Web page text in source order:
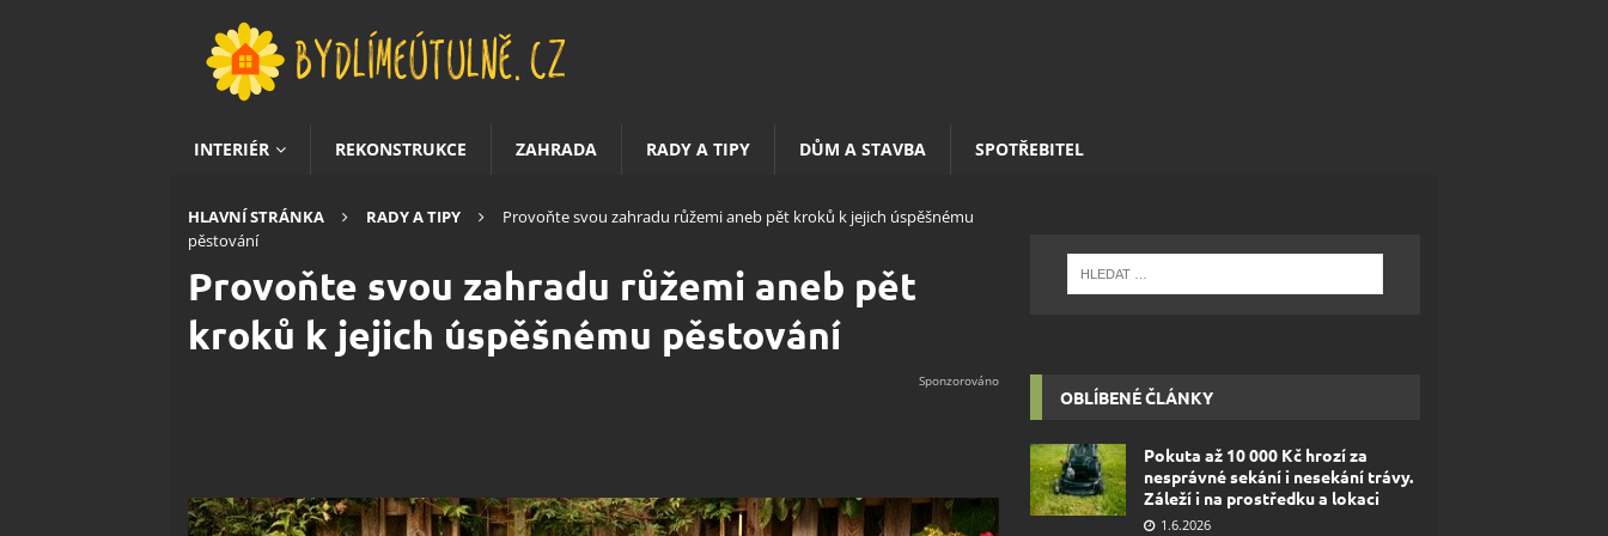
INTERIÉR REKONSTRUKCE ZAHRADA RADY A TIPY DŮM A STAVBA SPOTŘEBITEL
HLAVNÍ STRÁNKA RADY A TIPY
Provoňte svou zahradu růžemi aneb pět kroků k jejich úspěšnému
pěstování
Provoňte svou zahradu růžemi aneb pět
kroků k jejich úspěšnému pěstování
OBLÍBENÉ ČLÁNKY
Pokuta až 10 000 Kč hrozí za
nesprávné sekání i nesekání trávy.
Záleží i na prostředku a lokaci
1.6.2026